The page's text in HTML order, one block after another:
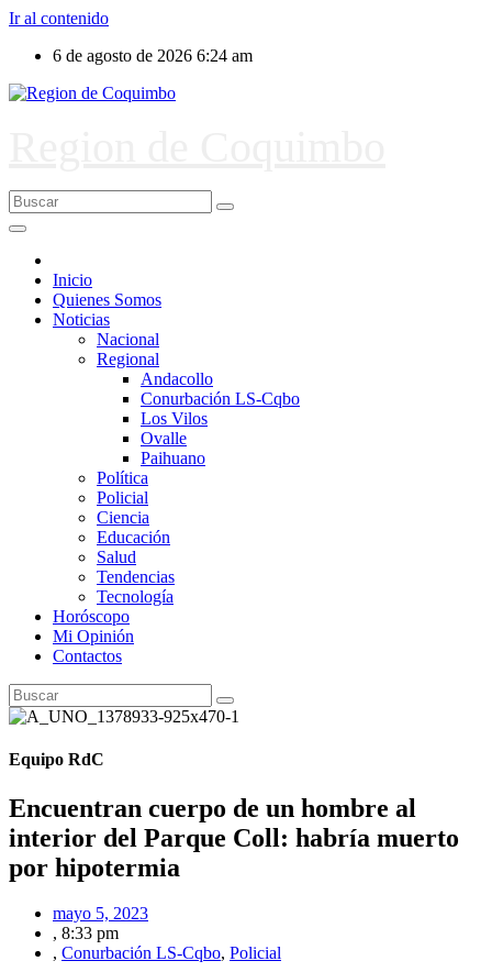
Ir al contenido
6 de agosto de 2026 6:24 am
Inicio
Quienes Somos
Noticias
Nacional
Regional
Andacollo
Conurbación LS-Cqbo
Los Vilos
Ovalle
Paihuano
Política
Policial
Ciencia
Educación
Salud
Tendencias
Tecnología
Horóscopo
Mi Opinión
Contactos
Equipo RdC
Encuentran cuerpo de un hombre al
interior del Parque Coll: habría muerto
por hipotermia
mayo 5, 2023
, 8:33 pm
, Conurbación LS-Cqbo, Policial